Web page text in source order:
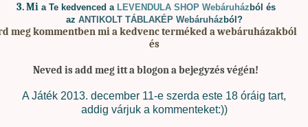
3. Mi a Te kedvenced a LEVENDULA SHOP Webáruházból és
az ANTIKOLT TÁBLAKÉP Webáruházból?
meg kommentben mi a kedvenc terméked a webáruházakból
és
Neved is add meg itt a blogon a bejegyzés végén!
A Játék 2013. december 11-e szerda este 18 óráig tart,
addig várjuk a kommenteket:))